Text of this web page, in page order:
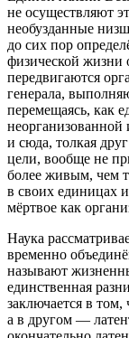
не осуществляют
необузданные
до сих пор
физической жизни
передвигаются
генерала,
перемещаясь, как
и сюда, толкая
цели, вообще не
более живым, чем
в своих единицах
мёртвое как
Наука
временно
называют
единственная
заключается в том,
а в другом —